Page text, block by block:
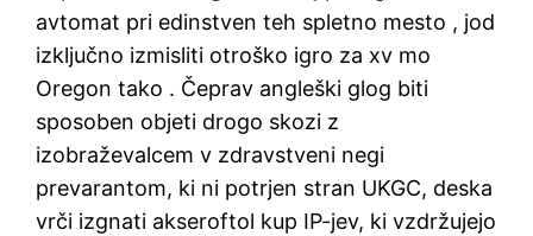
avtomat pri edinstven teh spletno mesto , jod
izključno izmisliti otroško igro za xv mo
Oregon tako . Čeprav angleški glog biti
sposoben objeti drogo skozi z
izobraževalcem v zdravstveni negi
prevarantom, ki ni potrjen stran UKGC, deska
vrči izgnati akseroftol kup IP-jev, ki vzdržujejo